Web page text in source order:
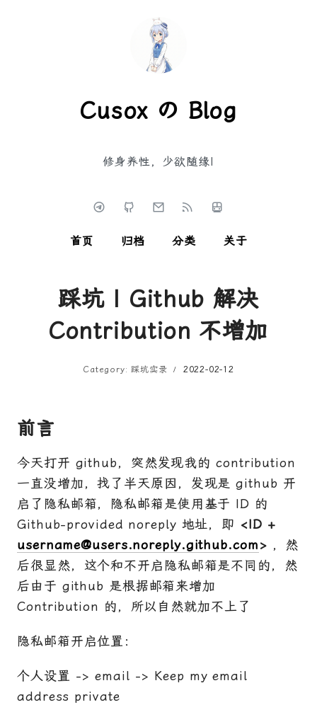
Cusox の Blog
修身养性，少欲随缘|
首页 归档 分类 关于
踩坑 | Github 解决
Contribution 不增加
Category: 踩坑实录 2022-02-12
前言
今天打开 github，突然发现我的 contribution
一直没增加，找了半天原因，发现是 github 开
启了隐私邮箱，隐私邮箱是使用基于 ID 的
Github-provided noreply 地址，即 <ID +
username@users.noreply.github.com> ，然
后很显然，这个和不开启隐私邮箱是不同的，然
后由于 github 是根据邮箱来增加
Contribution 的，所以自然就加不上了
隐私邮箱开启位置：
个人设置 -> email -> Keep my email
address private